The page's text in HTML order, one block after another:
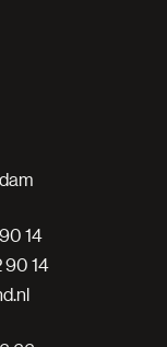
14
90 14